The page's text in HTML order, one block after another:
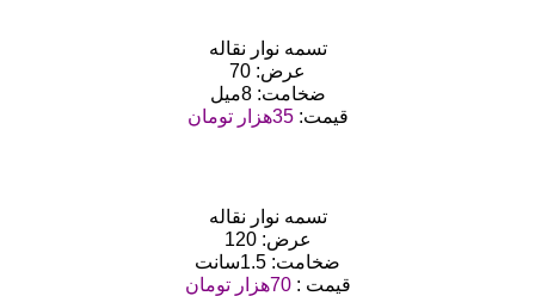
تسمه نوار نقاله
عرض: 70
ضخامت: 8میل
قیمت:35هزار تومان
تسمه نوار نقاله
عرض: 120
ضخامت: 1.5سانت
قیمت :70هزار تومان